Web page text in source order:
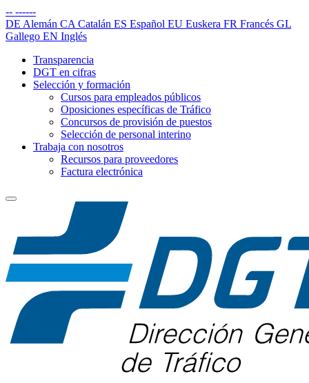
-- ------
DE Alemán CA Catalán ES Español EU Euskera FR Francés GL
Gallego EN Inglés
Transparencia
DGT en cifras
Selección y formación
Cursos para empleados públicos
Oposiciones específicas de Tráfico
Concursos de provisión de puestos
Selección de personal interino
Trabaja con nosotros
Recursos para proveedores
Factura electrónica